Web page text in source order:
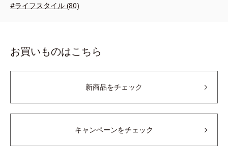
#ライフスタイル (80)
お買いものはこちら
新商品をチェック
キャンペーンをチェック